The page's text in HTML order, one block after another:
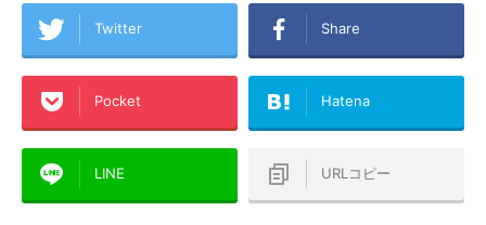
Twitter Share
Pocket Hatena
LINE URLコピー